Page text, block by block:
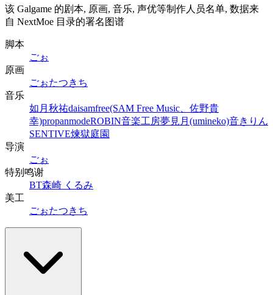
该 Galgame 的剧本, 原画, 音乐, 声优等制作人员名单, 数据来
自 NextMoe 目录的署名图谱
脚本
ごぉ
原画
ごぉたつきち
音乐
如月秋祐daisamfree(SAM Free Music、佐野貴
幸)propanmodeROBIN音楽工房夢見月(umineko)音きりん
SENTIVE煉獄庭園
导演
ごぉ
特别鸣谢
BT森崎 くるみ
美工
ごぉたつきち